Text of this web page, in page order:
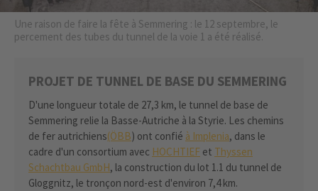
Une raison de faire la fête à Semmering : le 12 septembre, le
percement des tubes du tunnel de la voie 1 a été réalisé.
PROJET DE TUNNEL DE BASE DU SEMMERING
D'une longueur totale de 27,3 km, le tunnel de base de
Semmering relie la Basse-Autriche à la Styrie. Les chemins
de fer autrichiens(ÖBB) ont confié à Implenia, dans le
cadre d'un consortium avec HOCHTIEF et Thyssen
Schachtbau GmbH, la construction du lot 1.1 du tunnel de
Gloggnitz, le tronçon nord-est d'environ 7,4 km.